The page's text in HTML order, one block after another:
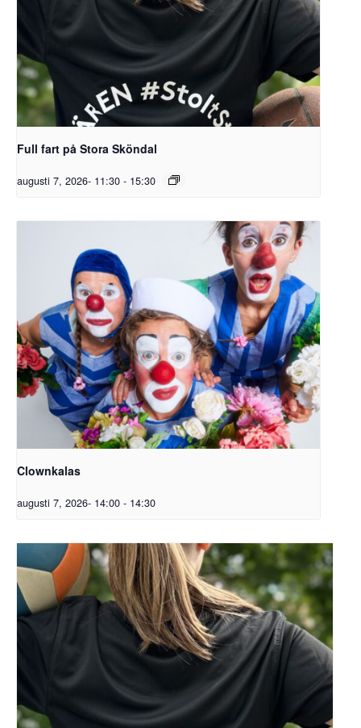
Full fart på Stora Sköndal
augusti 7, 2026- 11:30 - 15:30
Clownkalas
augusti 7, 2026- 14:00 - 14:30